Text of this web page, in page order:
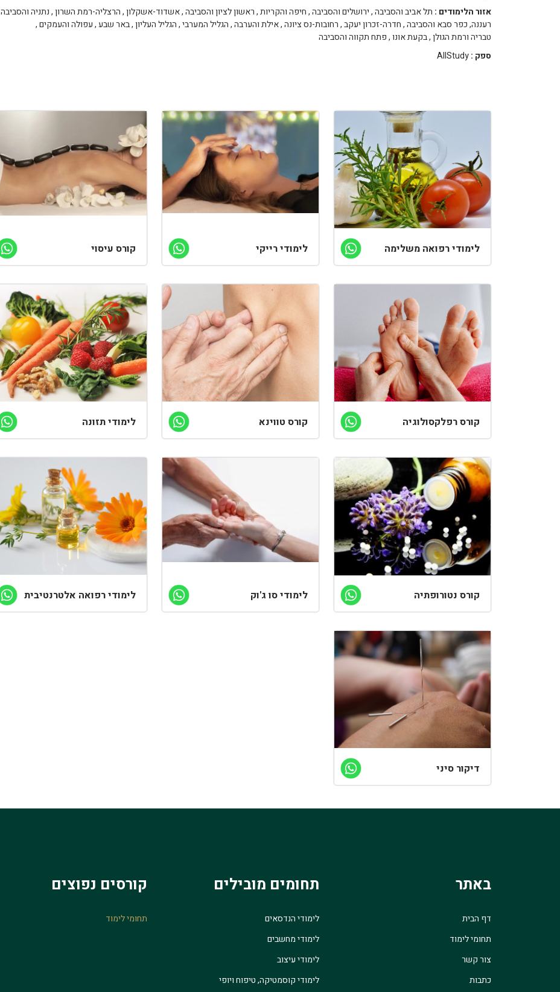
אזור הלימודים : תל אביב והסביבה,ירושלים והסביבה,חיפה והקריות,ראשון לציון והסביבה,אשדוד-אשקלון,הרצליה-רמת השרון,נתניה והסביבה
רעננה, כפר סבא והסביבה,חדרה-זכרון יעקב,רחובות-נס ציונה,אילת והערבה,הגליל המערבי,הגליל העליון,באר שבע,עפולה והעמקים,
טבריה ורמת הגולן,בקעת אונו,פתח תקווה והסביבה
ספק :AllStudy
לימודי רפואה משלימה לימודי רייקי קורס עיסוי
קורס רפלקסולוגיה קורס טווינא לימודי תזונה
קורס נטורופתיה לימודי סו ג'וק לימודי רפואה אלטרנטיבית
דיקור סיני
באתר
דף הבית
תחומי לימוד
צור קשר
כתבות
תחומים מובילים
לימודי הנדסאים
לימודי מחשבים
לימודי עיצוב
לימודי קוסמטיקה, טיפוח ויופי
קורסים נפוצים
תחומי לימוד